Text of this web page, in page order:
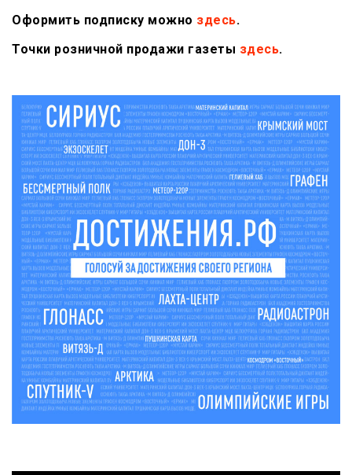
Оформить подписку можно здесь.
Точки розничной продажи газеты здесь.